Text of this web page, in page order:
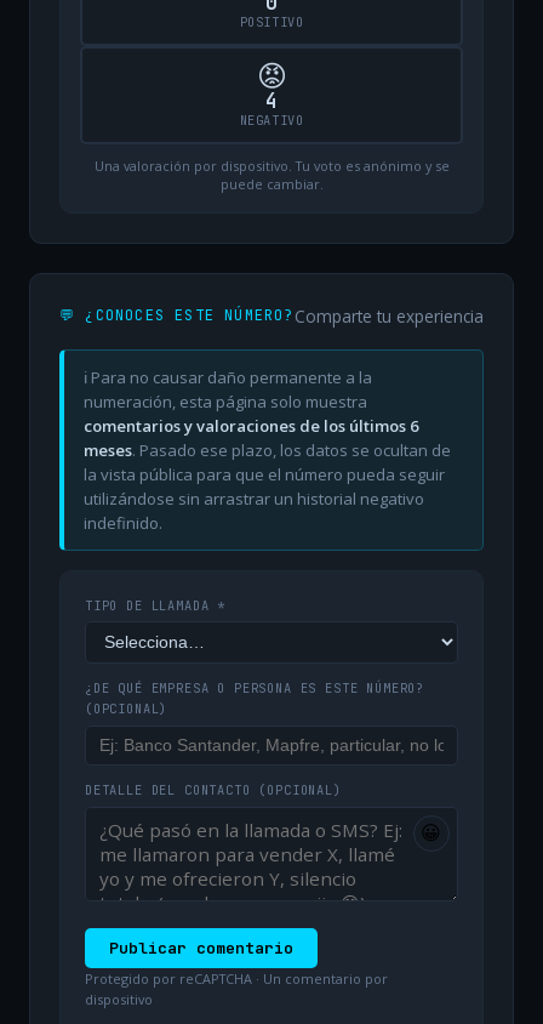
POSITIVO
😡
4
NEGATIVO
Una valoración por dispositivo. Tu voto es anónimo y se
puede cambiar.
💬 ¿CONOCES ESTE NÚMERO? Comparte tu experiencia
ℹ️ Para no causar daño permanente a la
numeración, esta página solo muestra
comentarios y valoraciones de los últimos 6
meses. Pasado ese plazo, los datos se ocultan de
la vista pública para que el número pueda seguir
utilizándose sin arrastrar un historial negativo
indefinido.
TIPO DE LLAMADA *
¿DE QUÉ EMPRESA O PERSONA ES ESTE NÚMERO?
(OPCIONAL)
DETALLE DEL CONTACTO (OPCIONAL)
😀
Publicar comentario
Protegido por reCAPTCHA · Un comentario por
dispositivo